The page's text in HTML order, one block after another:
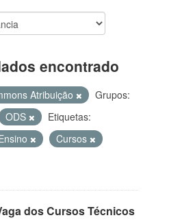
encontrado
Atribuição
Grupos:
ODS
Etiquetas:
Cursos
dos Cursos Técnicos